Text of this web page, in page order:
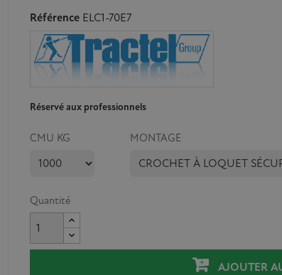
Référence ELC1-70E7
Réservé aux professionnels
CMU KG MONTAGE
Quantité
AJOUTER